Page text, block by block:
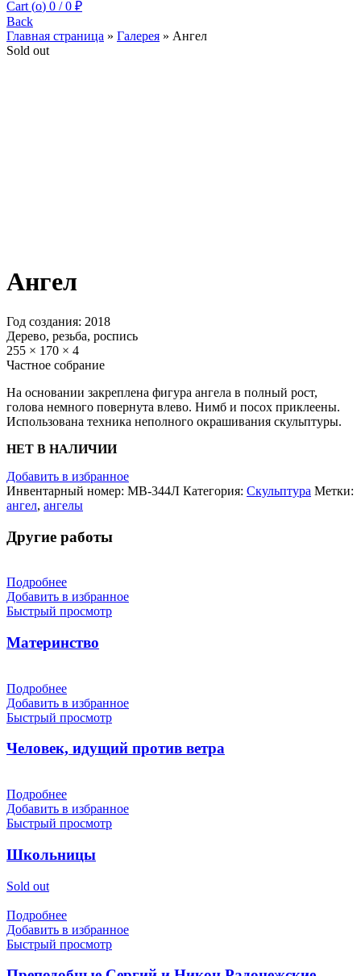
Cart (o) 0 / 0 ₽
Back
Главная страница » Галерея » Ангел
Sold out
Ангел
Год создания: 2018
Дерево, резьба, роспись
255 × 170 × 4
Частное собрание
На основании закреплена фигура ангела в полный рост,
голова немного повернута влево. Нимб и посох приклеены.
Использована техника неполного окрашивания скульптуры.
НЕТ В НАЛИЧИИ
Добавить в избранное
Инвентарный номер: МВ-344Л Категория: Скульптура Метки:
ангел, ангелы
Другие работы
Подробнее
Добавить в избранное
Быстрый просмотр
Материнство
Подробнее
Добавить в избранное
Быстрый просмотр
Человек, идущий против ветра
Подробнее
Добавить в избранное
Быстрый просмотр
Школьницы
Sold out
Подробнее
Добавить в избранное
Быстрый просмотр